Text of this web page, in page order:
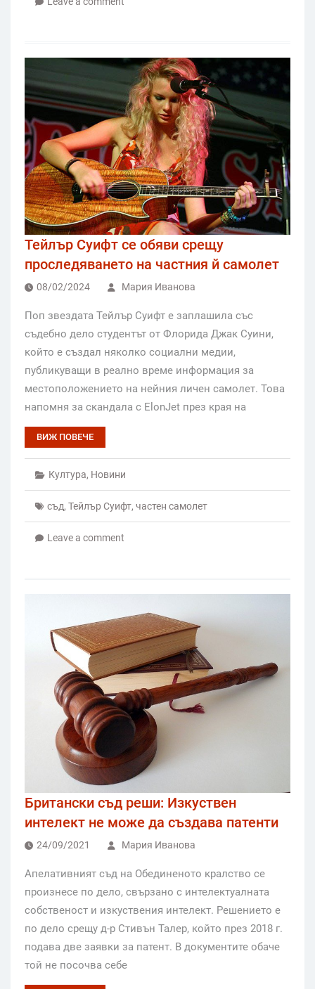
Тейлър Суифт се обяви срещу
проследяването на частния й самолет
08/02/2024 Мария Иванова
Поп звездата Тейлър Суифт е заплашила със
съдебно дело студентът от Флорида Джак Суини,
който е създал няколко социални медии,
публикуващи в реално време информация за
местоположението на нейния личен самолет. Това
напомня за скандала с ElonJet през края на
ВИЖ ПОВЕЧЕ
Култура, Новини
съд, Тейлър Суифт, частен самолет
Leave a comment
Британски съд реши: Изкуствен
интелект не може да създава патенти
24/09/2021 Мария Иванова
Апелативният съд на Обединеното кралство се
произнесе по дело, свързано с интелектуалната
собственост и изкуствения интелект. Решението е
по дело срещу д-р Стивън Талер, който през 2018 г.
подава две заявки за патент. В документите обаче
той не посочва себе